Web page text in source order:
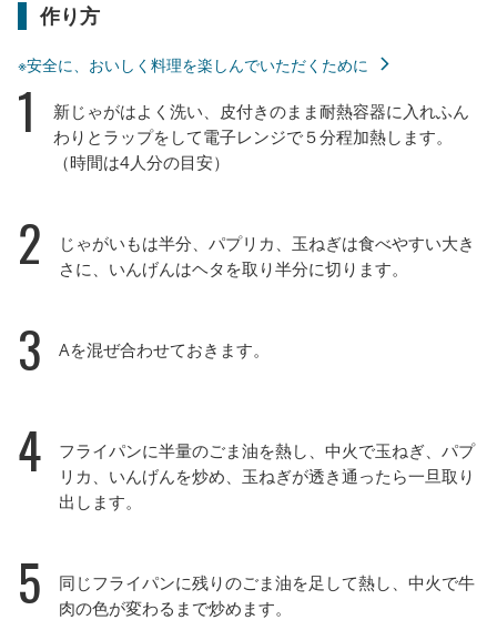
作り方
※安全に、おいしく料理を楽しんでいただくために
1
新じゃがはよく洗い、皮付きのまま耐熱容器に入れふん
わりとラップをして電子レンジで５分程加熱します。
（時間は4人分の目安）
2
じゃがいもは半分、パプリカ、玉ねぎは食べやすい大き
さに、いんげんはヘタを取り半分に切ります。
3 Aを混ぜ合わせておきます。
4
フライパンに半量のごま油を熱し、中火で玉ねぎ、パプ
リカ、いんげんを炒め、玉ねぎが透き通ったら一旦取り
出します。
5
同じフライパンに残りのごま油を足して熱し、中火で牛
肉の色が変わるまで炒めます。